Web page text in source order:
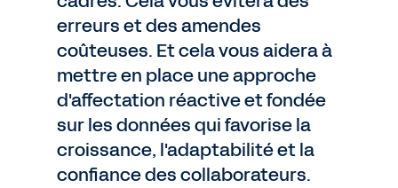
erreurs et des amendes
coûteuses. Et cela vous aidera à
mettre en place une approche
d'affectation réactive et fondée
sur les données qui favorise la
croissance, l'adaptabilité et la
confiance des collaborateurs.